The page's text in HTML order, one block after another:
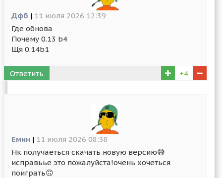
Дфб | 11 июля 2026 12:39
Где обнова
Почему 0.13 b4
Щя 0.14b1
Ответить +4
Емин | 11 июля 2026 08:38
Нк получаеться скачать новую версию😅
исправьье это пожалуйста!очень хочеться
поиграть🙃